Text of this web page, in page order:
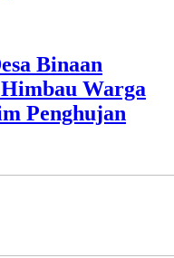
Binaan
Warga
Penghujan